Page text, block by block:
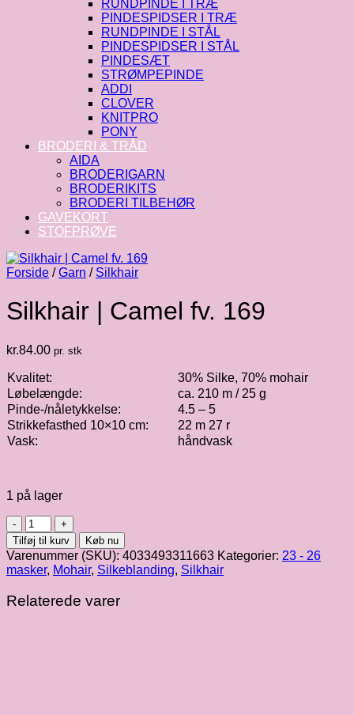
RUNDPINDE I TRÆ
PINDESPIDSER I TRÆ
RUNDPINDE I STÅL
PINDESPIDSER I STÅL
PINDESÆT
STRØMPEPINDE
ADDI
CLOVER
KNITPRO
PONY
BRODERI & TRÅD
AIDA
BRODERIGARN
BRODERIKITS
BRODERI TILBEHØR
GAVEKORT
STOFPRØVE
Forside / Garn / Silkhair
Silkhair | Camel fv. 169
kr.84.00 pr. stk
Kvalitet:
30% Silke, 70% mohair
Løbelængde:
ca. 210 m / 25 g
Pinde-/nåletykkelse:
4.5 – 5
Strikkefasthed 10×10 cm:
22 m 27 r
Vask:
håndvask
1 på lager
Silkhair
|
Camel
fv.
169
antal
Tilføj til kurv Køb nu
Varenummer (SKU): 4033493311663 Kategorier: 23 - 26
masker, Mohair, Silkeblanding, Silkhair
Relaterede varer